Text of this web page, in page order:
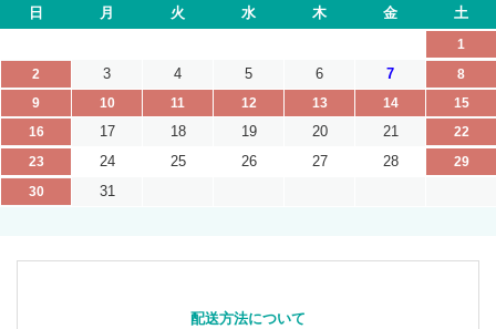
日 月 火 水 木 金 土
1
2
3 4 5 6 7
8
9
10 11 12 13 14
15
16
17 18 19 20 21
22
23
24 25 26 27 28
29
30
31
配送方法について